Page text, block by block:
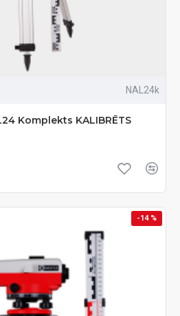
NAL24k
Komplekts KALIBRĒTS
-14 %